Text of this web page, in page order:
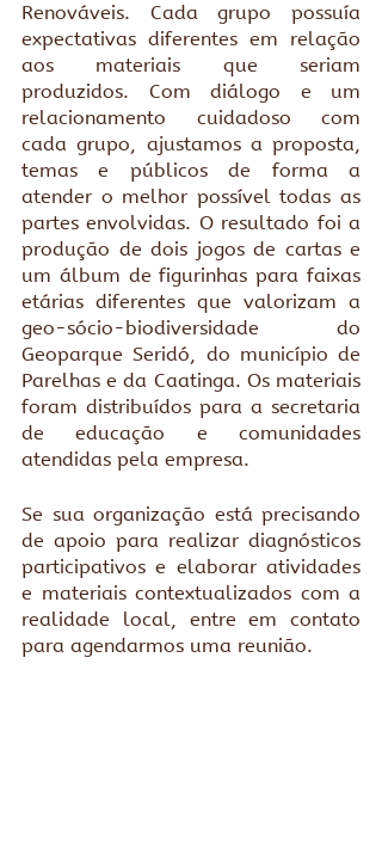
Renováveis. Cada grupo possuía
expectativas diferentes em relação
aos materiais que seriam
produzidos. Com diálogo e um
relacionamento cuidadoso com
cada grupo, ajustamos a proposta,
temas e públicos de forma a
atender o melhor possível todas as
partes envolvidas. O resultado foi a
produção de dois jogos de cartas e
um álbum de figurinhas para faixas
etárias diferentes que valorizam a
geo-sócio-biodiversidade do
Geoparque Seridó, do município de
Parelhas e da Caatinga. Os materiais
foram distribuídos para a secretaria
de educação e comunidades
atendidas pela empresa.
Se sua organização está precisando
de apoio para realizar diagnósticos
participativos e elaborar atividades
e materiais contextualizados com a
realidade local, entre em contato
para agendarmos uma reunião.